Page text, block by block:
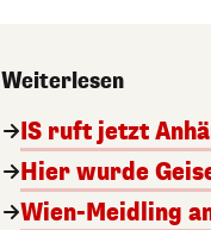
Weiterlesen
IS ruft jetzt
Hier wurde
Wien-Meidling